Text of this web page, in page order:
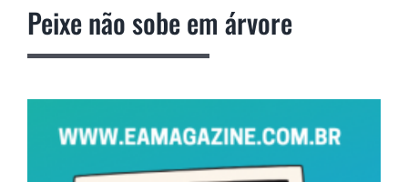
Peixe não sobe em árvore